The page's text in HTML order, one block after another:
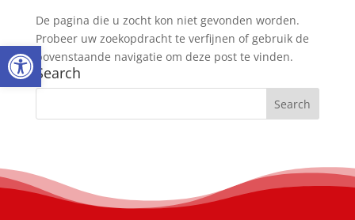
Open toolbar
De pagina die u zocht kon niet gevonden worden.
Probeer uw zoekopdracht te verfijnen of gebruik de
bovenstaande navigatie om deze post te vinden.
Search